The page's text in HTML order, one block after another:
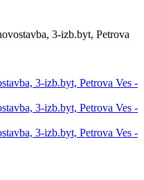
3-izb.byt, Petrova